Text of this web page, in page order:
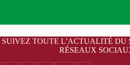
SUIVEZ TOUTE L’ACTUALITÉ DU
RÉSEAUX